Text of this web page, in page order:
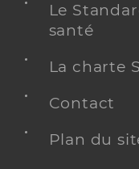
Le
santé
La charte
Contact
Plan du